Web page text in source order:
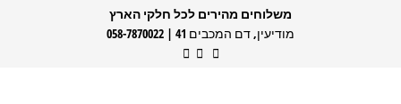
משלוחים מהירים לכל חלקי הארץ
מודיעין, דם המכבים 41 | 058-7870022